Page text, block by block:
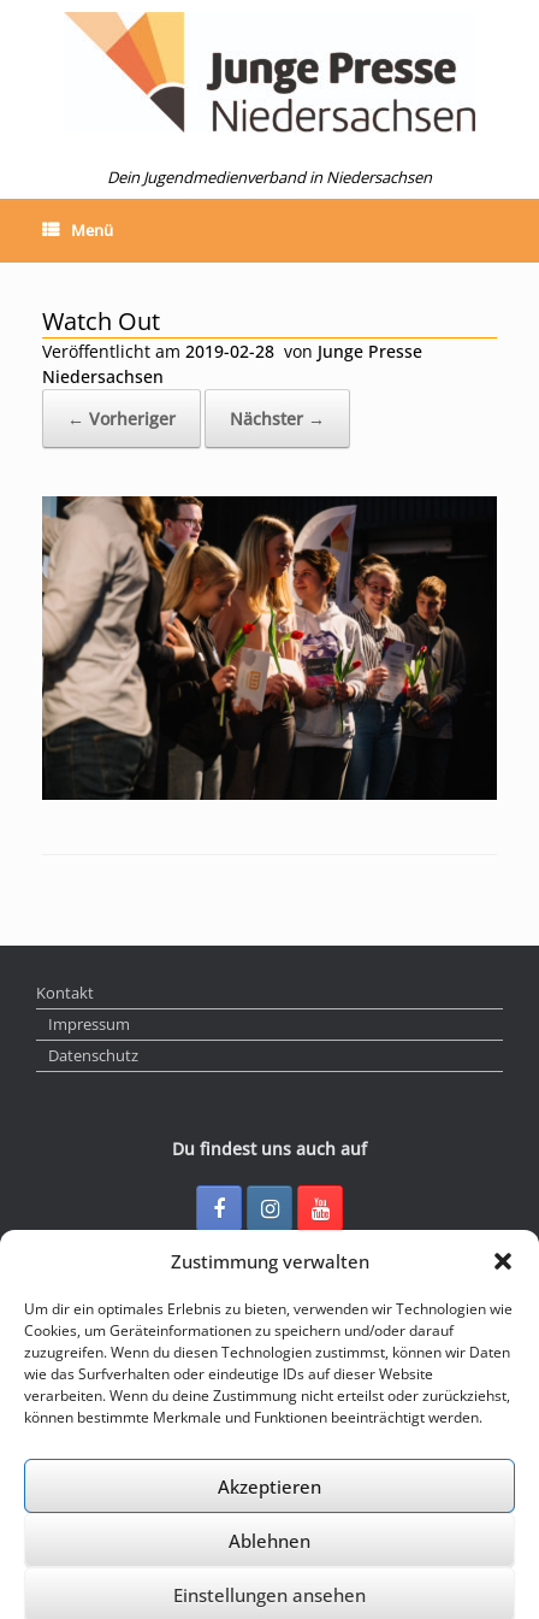
Zustimmung verwalten
Um dir ein optimales Erlebnis zu bieten, verwenden wir Technologien wie
Cookies, um Geräteinformationen zu speichern und/oder darauf
zuzugreifen. Wenn du diesen Technologien zustimmst, können wir Daten
wie das Surfverhalten oder eindeutige IDs auf dieser Website
verarbeiten. Wenn du deine Zustimmung nicht erteilst oder zurückziehst,
können bestimmte Merkmale und Funktionen beeinträchtigt werden.
Akzeptieren
Ablehnen
Einstellungen ansehen
Dein Jugendmedienverband in Niedersachsen
Menü
Watch Out
Veröffentlicht am 2019-02-28 von Junge Presse
Niedersachsen
← Vorheriger
Nächster →
Kontakt
Impressum
Datenschutz
Du findest uns auch auf
Kontakt
Junge Presse Niedersachsen e.V.
Rückertstraße 10
30169 Hannover
© 2026 Junge Presse Niedersachsen e.V.
Ein Theme vonSiteOrigin